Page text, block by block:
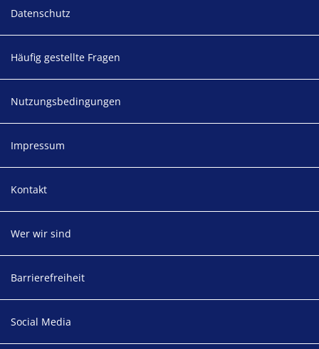
Datenschutz
Häufig gestellte Fragen
Nutzungsbedingungen
Impressum
Kontakt
Wer wir sind
Barrierefreiheit
Social Media